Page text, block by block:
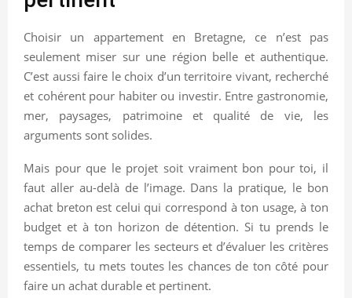
Choisir un appartement en Bretagne, ce n’est pas
seulement miser sur une région belle et authentique.
C’est aussi faire le choix d’un territoire vivant, recherché
et cohérent pour habiter ou investir. Entre gastronomie,
mer, paysages, patrimoine et qualité de vie, les
arguments sont solides.
Mais pour que le projet soit vraiment bon pour toi, il
faut aller au-delà de l’image. Dans la pratique, le bon
achat breton est celui qui correspond à ton usage, à ton
budget et à ton horizon de détention. Si tu prends le
temps de comparer les secteurs et d’évaluer les critères
essentiels, tu mets toutes les chances de ton côté pour
faire un achat durable et pertinent.